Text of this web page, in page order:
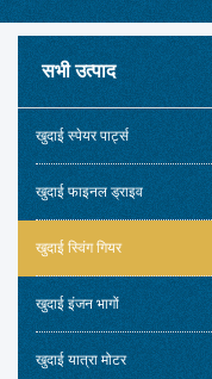
सभी उत्पाद
खुदाई स्पेयर पार्ट्स
खुदाई फाइनल ड्राइव
खुदाई स्विंग गियर
खुदाई इंजन भागों
खुदाई यात्रा मोटर